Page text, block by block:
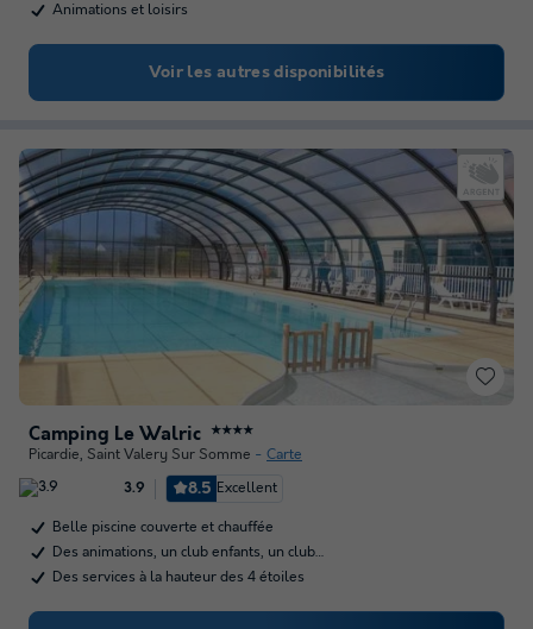
Animations et loisirs
Voir les autres disponibilités
Camping Le Walric ★★★★
Picardie, Saint Valery Sur Somme Carte
3.9 8.5 Excellent
Belle piscine couverte et chauffée
Des animations, un club enfants, un club…
Des services à la hauteur des 4 étoiles